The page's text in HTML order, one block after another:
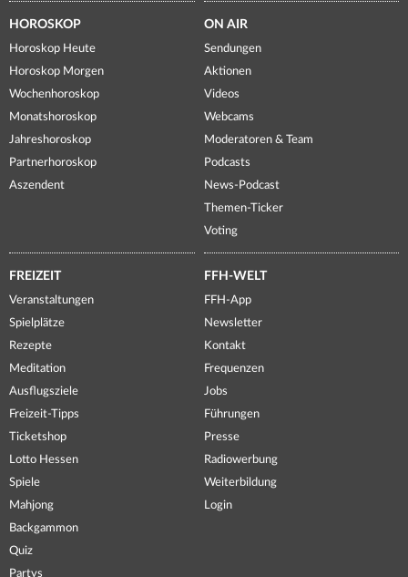
HOROSKOP
Horoskop Heute
Horoskop Morgen
Wochenhoroskop
Monatshoroskop
Jahreshoroskop
Partnerhoroskop
Aszendent
ON AIR
Sendungen
Aktionen
Videos
Webcams
Moderatoren & Team
Podcasts
News-Podcast
Themen-Ticker
Voting
FREIZEIT
Veranstaltungen
Spielplätze
Rezepte
Meditation
Ausflugsziele
Freizeit-Tipps
Ticketshop
Lotto Hessen
Spiele
Mahjong
Backgammon
Quiz
Partys
FFH-WELT
FFH-App
Newsletter
Kontakt
Frequenzen
Jobs
Führungen
Presse
Radiowerbung
Weiterbildung
Login